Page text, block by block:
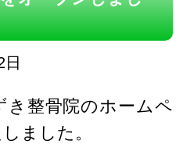
整骨院のホームペ
ました。